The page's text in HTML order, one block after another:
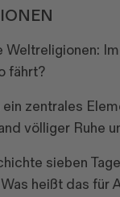
fährt?
zentrales
völliger Ruhe
sieben
heißt das für